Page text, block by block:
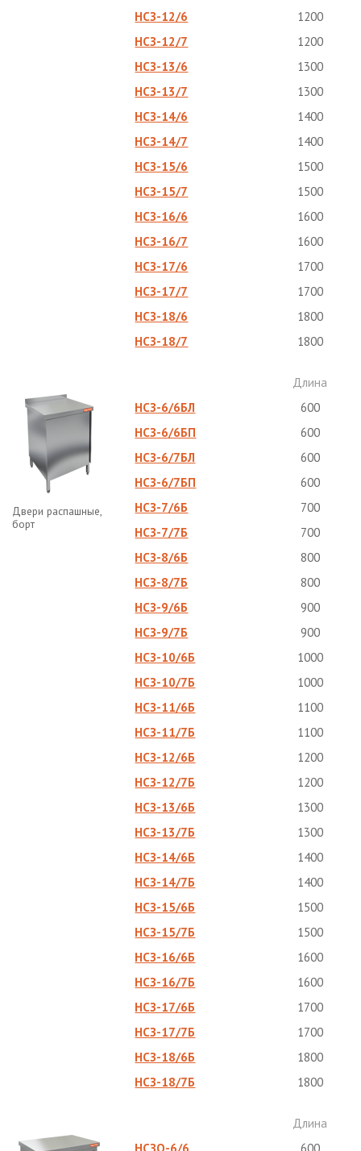
НСЗ-12/6
1200
НСЗ-12/7
1200
НСЗ-13/6
1300
НСЗ-13/7
1300
НСЗ-14/6
1400
НСЗ-14/7
1400
НСЗ-15/6
1500
НСЗ-15/7
1500
НСЗ-16/6
1600
НСЗ-16/7
1600
НСЗ-17/6
1700
НСЗ-17/7
1700
НСЗ-18/6
1800
НСЗ-18/7
1800
Двери распашные,
борт
Длина
НСЗ-6/6БЛ
600
НСЗ-6/6БП
600
НСЗ-6/7БЛ
600
НСЗ-6/7БП
600
НСЗ-7/6Б
700
НСЗ-7/7Б
700
НСЗ-8/6Б
800
НСЗ-8/7Б
800
НСЗ-9/6Б
900
НСЗ-9/7Б
900
НСЗ-10/6Б
1000
НСЗ-10/7Б
1000
НСЗ-11/6Б
1100
НСЗ-11/7Б
1100
НСЗ-12/6Б
1200
НСЗ-12/7Б
1200
НСЗ-13/6Б
1300
НСЗ-13/7Б
1300
НСЗ-14/6Б
1400
НСЗ-14/7Б
1400
НСЗ-15/6Б
1500
НСЗ-15/7Б
1500
НСЗ-16/6Б
1600
НСЗ-16/7Б
1600
НСЗ-17/6Б
1700
НСЗ-17/7Б
1700
НСЗ-18/6Б
1800
НСЗ-18/7Б
1800
Длина